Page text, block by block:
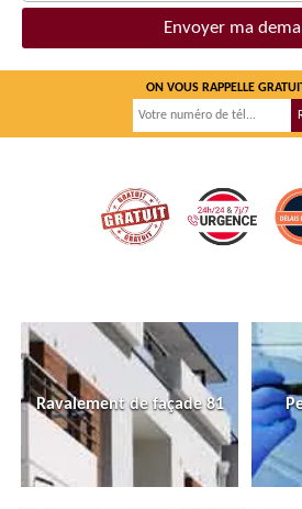
ON VOUS RAPPELLE
Ravalement de façade 81